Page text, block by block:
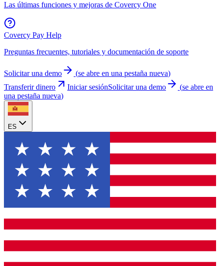
Las últimas funciones y mejoras de Covercy One
Covercy Pay Help
Preguntas frecuentes, tutoriales y documentación de soporte
Solicitar una demo (se abre en una pestaña nueva)
Transferir dinero
Iniciar sesiónSolicitar una demo (se abre en
una pestaña nueva)
ES